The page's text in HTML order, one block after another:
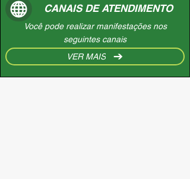
CANAIS DE ATENDIMENTO
Você pode realizar manifestações nos
seguintes canais
VER MAIS